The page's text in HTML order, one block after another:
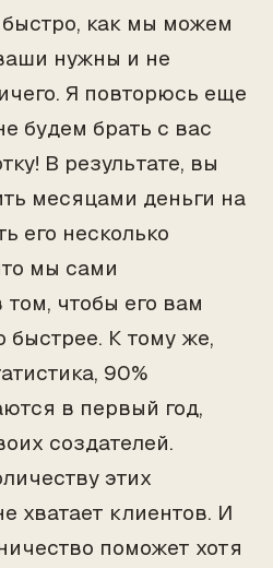
быстро, как мы можем
нужны и не
Я повторюсь еще
будем брать с вас
В результате, вы
месяцами деньги на
его несколько
мы сами
чтобы его вам
быстрее. К тому же,
90%
в первый год,
создателей.
этих
хватает клиентов. И
поможет хотя